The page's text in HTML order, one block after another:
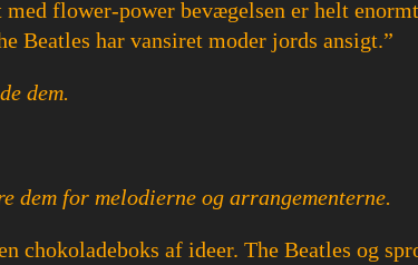
med flower-power bevægelsen er helt
Beatles har vansiret moder jords ansigt.”
dem.
dem for melodierne og arrangementerne.
chokoladeboks af ideer. The Beatles og